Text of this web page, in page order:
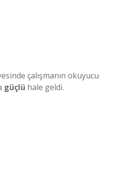
çalışmanın okuyucu
güçlü hale geldi.